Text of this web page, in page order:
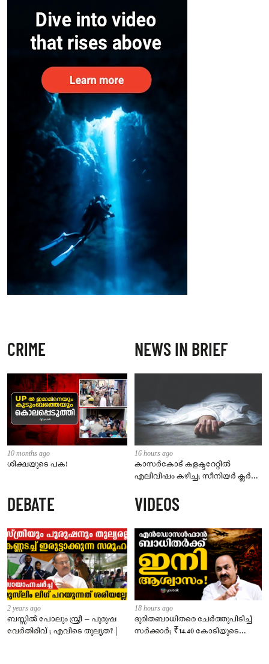
CRIME
10 months ago
ശിക്ഷയുടെ പക!
NEWS IN BRIEF
16 hours ago
കാസർകോട് കളക്ടറേറ്റിൽ
എലിവിഷം കഴിച്ച; സീനിയർ ക്ലർക്ക്
DEBATE
2 years ago
ബസ്സിൽ പോലും സ്ത്രീ – പുരുഷ
വേർതിരിവ് ; എവിടെ തുല്യത? |
VIDEOS
18 hours ago
ദുരിതബാധിതരെ ചേർത്തുപിടിച്ച്
സർക്കാർ; ₹14.40 കോടിയുടെ